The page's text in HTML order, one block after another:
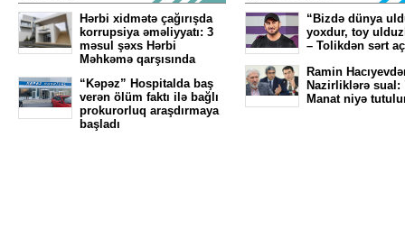
Hərbi xidmətə çağırışda
korrupsiya əməliyyatı: 3
məsul şəxs Hərbi
Məhkəmə qarşısında
“Kəpəz” Hospitalda baş
verən ölüm faktı ilə bağlı
prokurorluq araşdırmaya
başladı
“Bizdə dünya
yoxdur, toy
– Tolikdən sərt
Ramin
Nazirliklərə sual:
Manat niyə